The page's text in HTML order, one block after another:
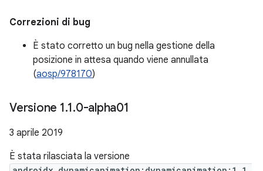
Correzioni di bug
È stato corretto un bug nella gestione della
posizione in attesa quando viene annullata
(aosp/978170)
Versione 1.1.0-alpha01
3 aprile 2019
È stata rilasciata la versione